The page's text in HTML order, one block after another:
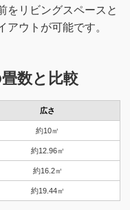
をリビングスペースと
アウトが可能です。
数と比較
広さ
約10㎡
約12.96㎡
約16.2㎡
約19.44㎡